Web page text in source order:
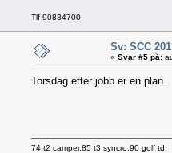
Tlf 90834700
Sv: SCC
« Svar #5 på:
Torsdag etter jobb er en plan.
74 t2 camper,85 t3 syncro,90 golf td.